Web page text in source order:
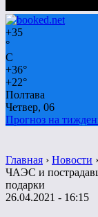
+35
°
C
+36°
+22°
Полтава
Четвер, 06
Прогноз на
Главная › Новости ›
ЧАЭС и
подарки
26.04.2021 - 16:15